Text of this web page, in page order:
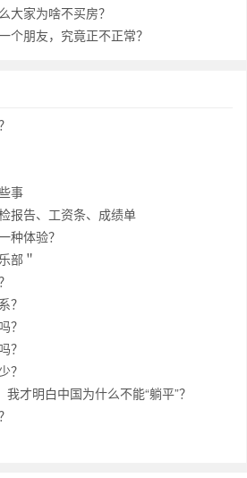
大家为啥不买房？
个朋友，究竟正不正常？
事
报告、工资条、成绩单
种体验？
部＂
？
？
？
？
我才明白中国为什么不能“躺平”？